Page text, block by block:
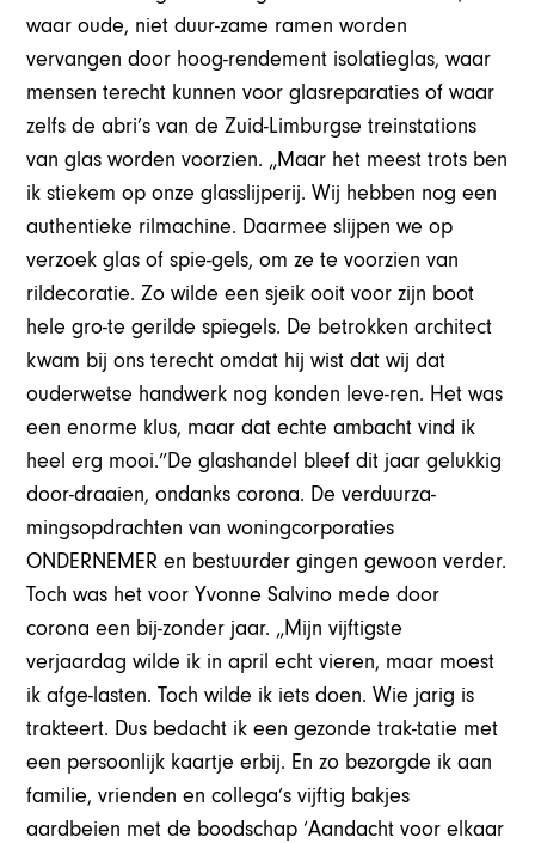
waar oude, niet duur-zame ramen worden
vervangen door hoog-rendement isolatieglas, waar
mensen terecht kunnen voor glasreparaties of waar
zelfs de abri’s van de Zuid-Limburgse treinstations
van glas worden voorzien. „Maar het meest trots ben
ik stiekem op onze glasslijperij. Wij hebben nog een
authentieke rilmachine. Daarmee slijpen we op
verzoek glas of spie-gels, om ze te voorzien van
rildecoratie. Zo wilde een sjeik ooit voor zijn boot
hele gro-te gerilde spiegels. De betrokken architect
kwam bij ons terecht omdat hij wist dat wij dat
ouderwetse handwerk nog konden leve-ren. Het was
een enorme klus, maar dat echte ambacht vind ik
heel erg mooi.”De glashandel bleef dit jaar gelukkig
door-draaien, ondanks corona. De verduurza-
mingsopdrachten van woningcorporaties
ONDERNEMER en bestuurder gingen gewoon verder.
Toch was het voor Yvonne Salvino mede door
corona een bij-zonder jaar. „Mijn vijftigste
verjaardag wilde ik in april echt vieren, maar moest
ik afge-lasten. Toch wilde ik iets doen. Wie jarig is
trakteert. Dus bedacht ik een gezonde trak-tatie met
een persoonlijk kaartje erbij. En zo bezorgde ik aan
familie, vrienden en collega’s vijftig bakjes
aardbeien met de boodschap ‘Aandacht voor elkaar